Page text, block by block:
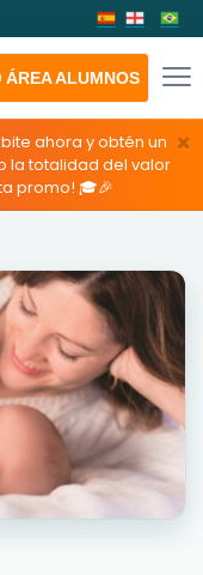
ÁREAALUMNOS
×
ahora y obtén un
la totalidad del valor
promo! 🎓🎉